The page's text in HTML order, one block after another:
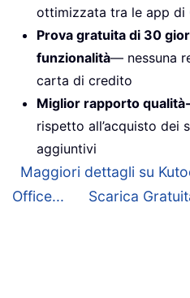
ottimizzata tra le app di
Prova gratuita di 30
funzionalità— nessuna
carta di credito
Miglior rapporto
rispetto all’acquisto dei
aggiuntivi
Maggiori dettagli su
Office...
Scarica